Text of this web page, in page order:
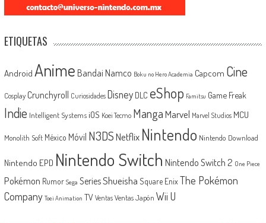
ETIQUETAS
Android Anime Bandai Namco Boku no Hero Academia Capcom Cine
Cosplay Crunchyroll Curiosidades Disney DLC eShop Famitsu Game Freak
Indie Intelligent Systems iOS Koei Tecmo MangaMarvel Marvel Studios MCU
Monolith Soft México Móvil N3DSNetflix Nintendo Nintendo Download
Nintendo EPD Nintendo Switch Nintendo Switch 2 One Piece
Pokémon Rumor Sega SeriesShueisha Square EnixThe Pokémon
Company Toei Animation TV Ventas Ventas Japón Wii U